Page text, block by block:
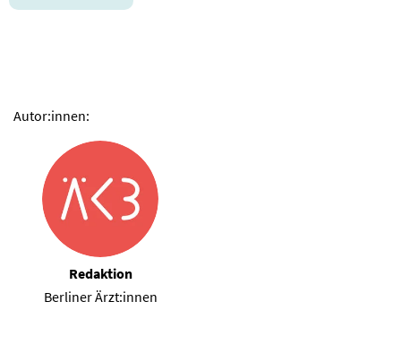
Autor:innen:
Redaktion
Berliner Ärzt:innen